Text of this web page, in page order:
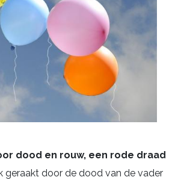
dood en rouw, een rode draad
geraakt door de dood van de vader